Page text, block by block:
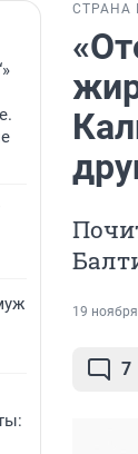
СТРАНА
19
7